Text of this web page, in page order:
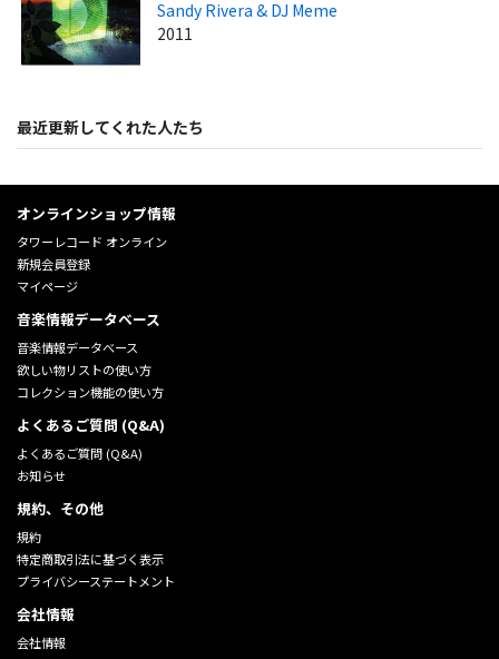
Sandy Rivera & DJ Meme
2011
最近更新してくれた人たち
オンラインショップ情報
タワーレコード オンライン
新規会員登録
マイページ
音楽情報データベース
音楽情報データベース
欲しい物リストの使い方
コレクション機能の使い方
よくあるご質問 (Q&A)
よくあるご質問 (Q&A)
お知らせ
規約、その他
規約
特定商取引法に基づく表示
プライバシーステートメント
会社情報
会社情報